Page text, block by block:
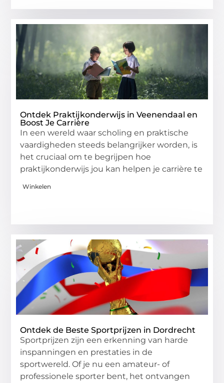
Ontdek Praktijkonderwijs in Veenendaal en
Boost Je Carrière
In een wereld waar scholing en praktische
vaardigheden steeds belangrijker worden, is
het cruciaal om te begrijpen hoe
praktijkonderwijs jou kan helpen je carrière te
Winkelen
Ontdek de Beste Sportprijzen in Dordrecht
Sportprijzen zijn een erkenning van harde
inspanningen en prestaties in de
sportwereld. Of je nu een amateur- of
professionele sporter bent, het ontvangen